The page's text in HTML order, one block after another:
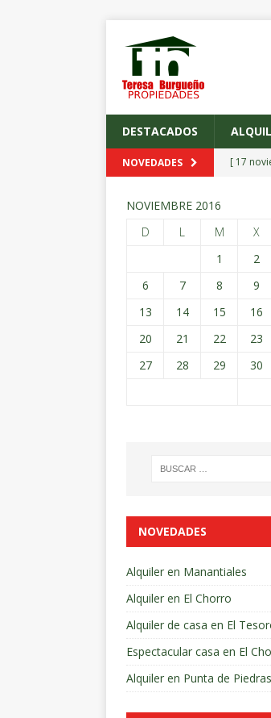
DESTACADOS
NOVEDADES [ 17
NOVIEMBRE 2016
D
L M X
1
2
6
7 8 9
13
14 15 16
20
21 22 23
27
28 29 30
NOVEDADES
Alquiler en Manantiales
Alquiler en El Chorro
Alquiler de casa en El
Espectacular casa en El
Alquiler en Punta de Piedras